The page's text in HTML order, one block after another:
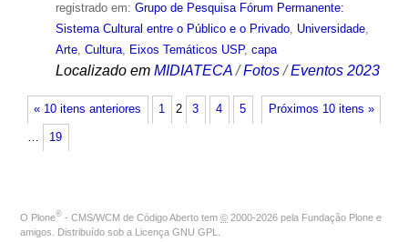
registrado em: Grupo de Pesquisa Fórum Permanente:
Sistema Cultural entre o Público e o Privado, Universidade,
Arte, Cultura, Eixos Temáticos USP, capa
Localizado em MIDIATECA /Fotos /Eventos 2023
« 10 itens anteriores Próximos 10 itens »
1 2 3 4 5
… 19
O Plone® - CMS/WCM de Código Aberto tem © 2000-2026 pela Fundação Plone e
amigos. Distribuído sob a Licença GNU GPL